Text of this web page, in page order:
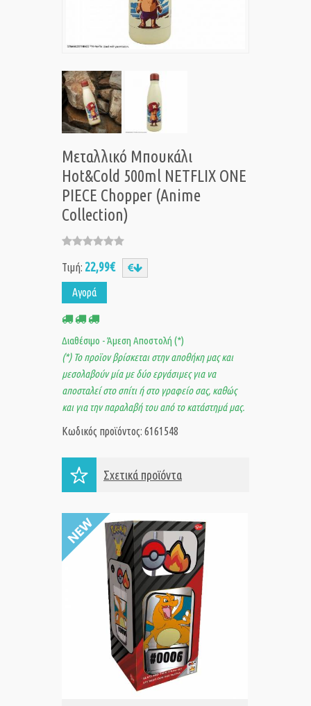
Μεταλλικό Μπουκάλι
Hot&Cold 500ml NETFLIX ONE
PIECE Chopper (Anime
Collection)
Τιμή: 22,99€
Αγορά
Διαθέσιμο - Άμεση Αποστολή (*)
(*) Το προϊον βρίσκεται στην αποθήκη μας και
μεσολαβούν μία με δύο εργάσιμες για να
αποσταλεί στο σπίτι ή στο γραφείο σας, καθώς
και για την παραλαβή του από το κατάστημά μας.
Κωδικός προϊόντος: 6161548
Σχετικά προϊόντα